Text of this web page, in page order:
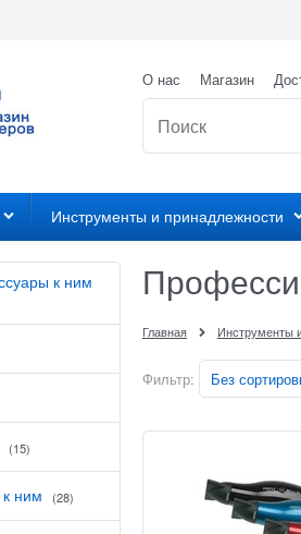
О нас Магазин
Инструменты и принадлежности
к ним
(15)
ним (28)
Главная Инструменты
Фильтр: Без